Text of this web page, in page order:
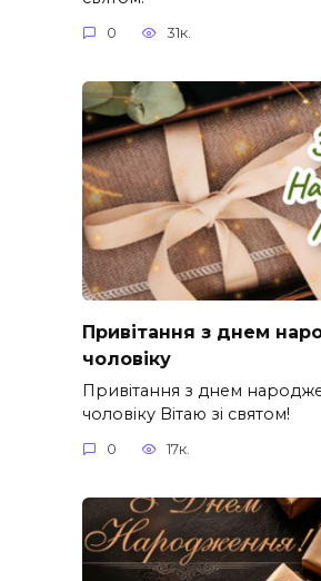
0 31к.
Привітання з днем
чоловіку
Привітання з днем
чоловіку Вітаю зі святом!
0 17к.